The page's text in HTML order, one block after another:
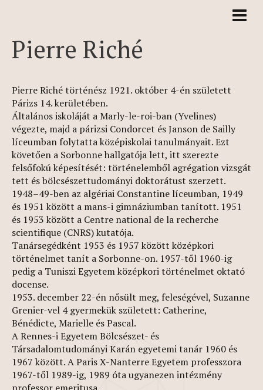
Pierre Riché
Pierre Riché történész 1921. október 4-én született
Párizs 14. kerületében.
Általános iskoláját a Marly-le-roi-ban (Yvelines)
végezte, majd a párizsi Condorcet és Janson de Sailly
líceumban folytatta középiskolai tanulmányait. Ezt
követően a Sorbonne hallgatója lett, itt szerezte
felsőfokú képesítését: történelemből agrégation vizsgát
tett és bölcsészettudományi doktorátust szerzett.
1948–49-ben az algériai Constantine líceumban, 1949
és 1951 között a mans-i gimnáziumban tanított. 1951
és 1953 között a Centre national de la recherche
scientifique (CNRS) kutatója.
Tanársegédként 1953 és 1957 között középkori
történelmet tanít a Sorbonne-on. 1957-től 1960-ig
pedig a Tuniszi Egyetem középkori történelmet oktató
docense.
1953. december 22-én nősült meg, feleségével, Suzanne
Grenier-vel 4 gyermekük született: Catherine,
Bénédicte, Marielle és Pascal.
A Rennes-i Egyetem Bölcsészet- és
Társadalomtudományi Karán egyetemi tanár 1960 és
1967 között. A Paris X-Nanterre Egyetem professzora
1967-től 1989-ig, 1989 óta ugyanezen intézmény